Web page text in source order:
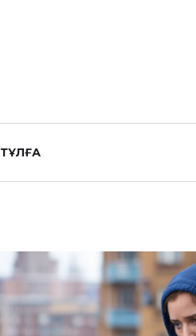
ТҰЛҒА